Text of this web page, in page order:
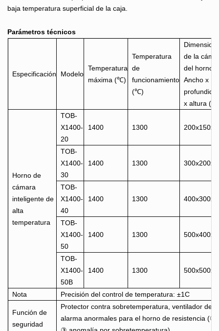
baja temperatura superficial de la caja.
Parámetros técnicos
Especificación Modelo
Temperatura
máxima (℃)
Temperatura
de
funcionamiento
(℃)
de la
del horno
Ancho x
x altura
Horno de
cámara
inteligente de
alta
temperatura
TOB-
X1400-
20
1400 1300
TOB-
X1400-
30
1400 1300
TOB-
X1400-
40
1400 1300
TOB-
X1400-
50
1400 1300
TOB-
X1400-
50B
1400 1300
Nota Precisión del control de temperatura: ±1C
Función de
seguridad
Protector contra sobretemperatura, ventilador de
alarma anormales para el horno de resistencia